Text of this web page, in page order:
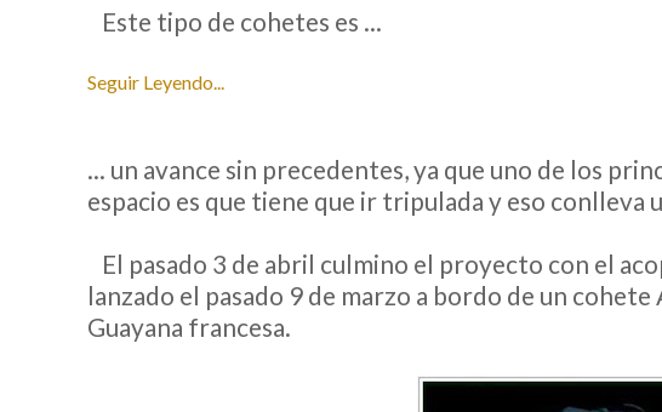
Este tipo de cohetes es ...
Seguir Leyendo...
... un avance sin precedentes, ya que uno de los
espacio es que tiene que ir tripulada y eso conlleva
El pasado 3 de abril culmino el proyecto con el
lanzado el pasado 9 de marzo a bordo de un cohete
Guayana francesa.